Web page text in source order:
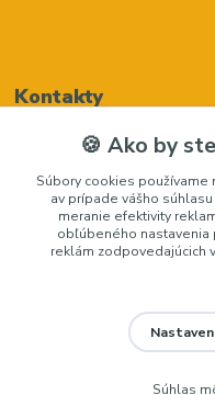
Kontakty
+421948050205
(Po-Pia, 8-16 hod.)
🍪 Ako by
Súbory cookies používame
av prípade vášho
meranie efektivity
obľúbeného nastavenia
reklám zodpovedajúcich
Súhlas